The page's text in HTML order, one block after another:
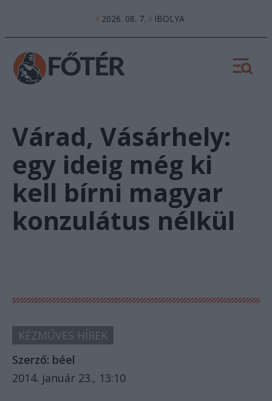
//2026. 08. 7. //IBOLYA
Várad, Vásárhely:
egy ideig még ki
kell bírni magyar
konzulátus nélkül
KÉZMŰVES HÍREK
Szerző: béel
2014. január 23., 13:10